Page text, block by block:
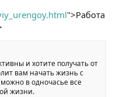
">Работа
и хотите получать от
вам начать жизнь с
в одночасье все
жизни.